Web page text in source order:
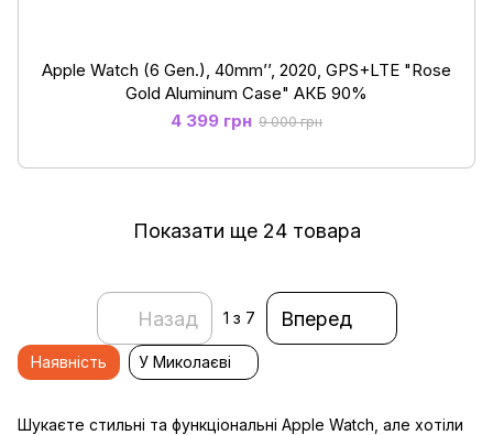
Apple Watch (6 Gen.), 40mm’’, 2020, GPS+LTE "Rose
Gold Aluminum Case" АКБ 90%
4 399 грн 9 000 грн
Показати ще 24 товара
Назад 1 з 7 Вперед
Шукаєте стильні та функціональні Apple Watch, але хотіли
Наявність У Миколаєві